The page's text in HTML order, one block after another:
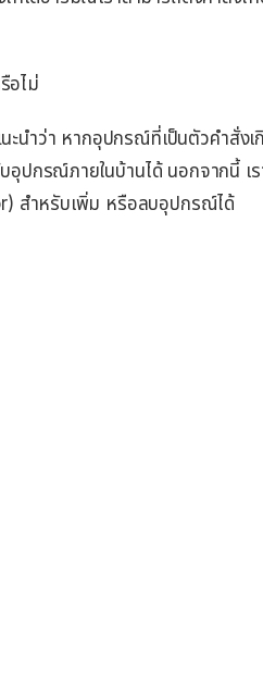
อไม่
นำว่า หากอุปกรณ์ที่เป็นตัวคำสั่งเ
ปกรณ์ภายในบ้านได้ นอกจากนี้ เร
สำหรับเพิ่ม หรือลบอุปกรณ์ได้